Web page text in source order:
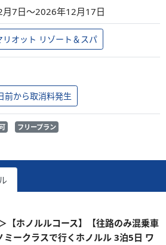
7日～2026年12月17日
オット リゾート＆スパ
前から取消料発生
フリープラン
【ホノルルコース】【往路のみ混乗車
ークラスで行くホノルル 3泊5日 ワ